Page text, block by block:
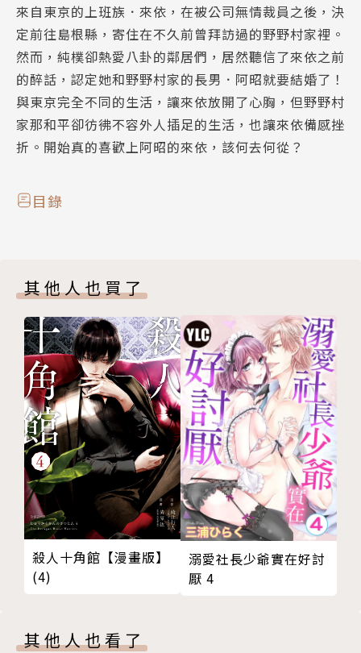
來自東京的上班族．來依，在被公司無情裁員之後，決
定前往島根縣，寄住在不久前曾拜訪過的野野村家裡。
然而，純樸卻熱愛八卦的鄰居們，居然聽信了來依之前
的醉話，認定她和野野村家的長男．阿昭就要結婚了！
與東京完全不同的生活，讓來依放開了心胸，但野野村
家那和平卻彷彿不容外人插足的生活，也讓來依備感挫
折。開始真的喜歡上阿昭的來依，該何去何從？
目錄
其他人也買了
殺人十角館【漫畫版】
(4)
溺愛社長少爺實在好討
厭 4
其他人也看了